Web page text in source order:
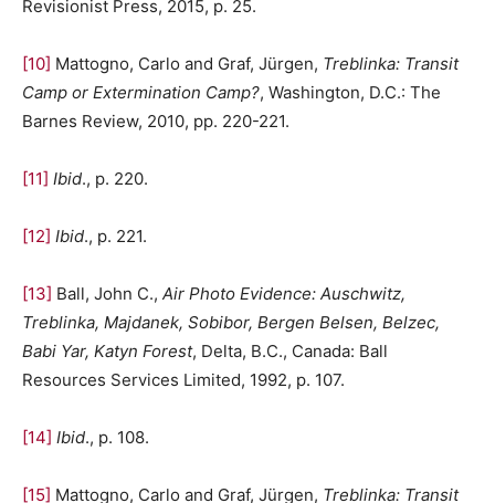
Revisionist Press, 2015, p. 25.
[10] Mattogno, Carlo and Graf, Jürgen, Treblinka: Transit
Camp or Extermination Camp?, Washington, D.C.: The
Barnes Review, 2010, pp. 220-221.
[11] Ibid., p. 220.
[12] Ibid., p. 221.
[13] Ball, John C., Air Photo Evidence: Auschwitz,
Treblinka, Majdanek, Sobibor, Bergen Belsen, Belzec,
Babi Yar, Katyn Forest, Delta, B.C., Canada: Ball
Resources Services Limited, 1992, p. 107.
[14] Ibid., p. 108.
[15] Mattogno, Carlo and Graf, Jürgen, Treblinka: Transit